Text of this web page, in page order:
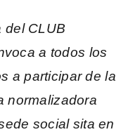
del CLUB
a todos los
a participar de la
normalizadora
social sita en